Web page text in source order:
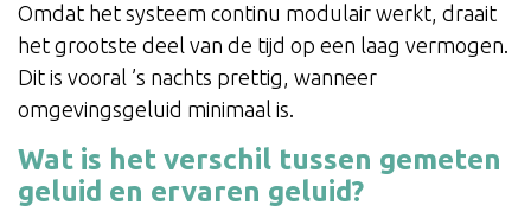
Omdat het systeem continu modulair werkt, draait
het grootste deel van de tijd op een laag vermogen.
Dit is vooral ’s nachts prettig, wanneer
omgevingsgeluid minimaal is.
Wat is het verschil tussen gemeten
geluid en ervaren geluid?